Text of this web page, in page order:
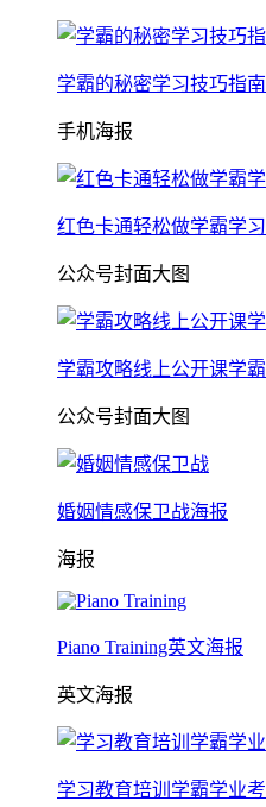
学霸的秘密学习技巧指
手机海报
红色卡通轻松做学霸学
公众号封面大图
学霸攻略线上公开课学
公众号封面大图
婚姻情感保卫战海报
海报
Piano Training英文海报
英文海报
学习教育培训学霸学业